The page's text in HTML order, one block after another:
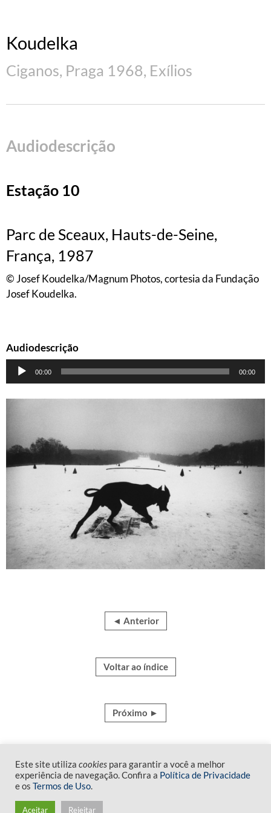
Koudelka
Ciganos, Praga 1968, Exílios
Audiodescrição
Estação 10
Parc de Sceaux, Hauts-de-Seine,
França, 1987
© Josef Koudelka/Magnum Photos, cortesia da Fundação
Josef Koudelka.
Audiodescrição
Tocador
00:00 00:00
◄ Anterior
Voltar ao índice
Próximo ►
Fim do conteúdo
Este site utiliza cookies para garantir a você a melhor
experiência de navegação. Confira a Política de Privacidade
e os Termos de Uso.
Aceitar Rejeitar